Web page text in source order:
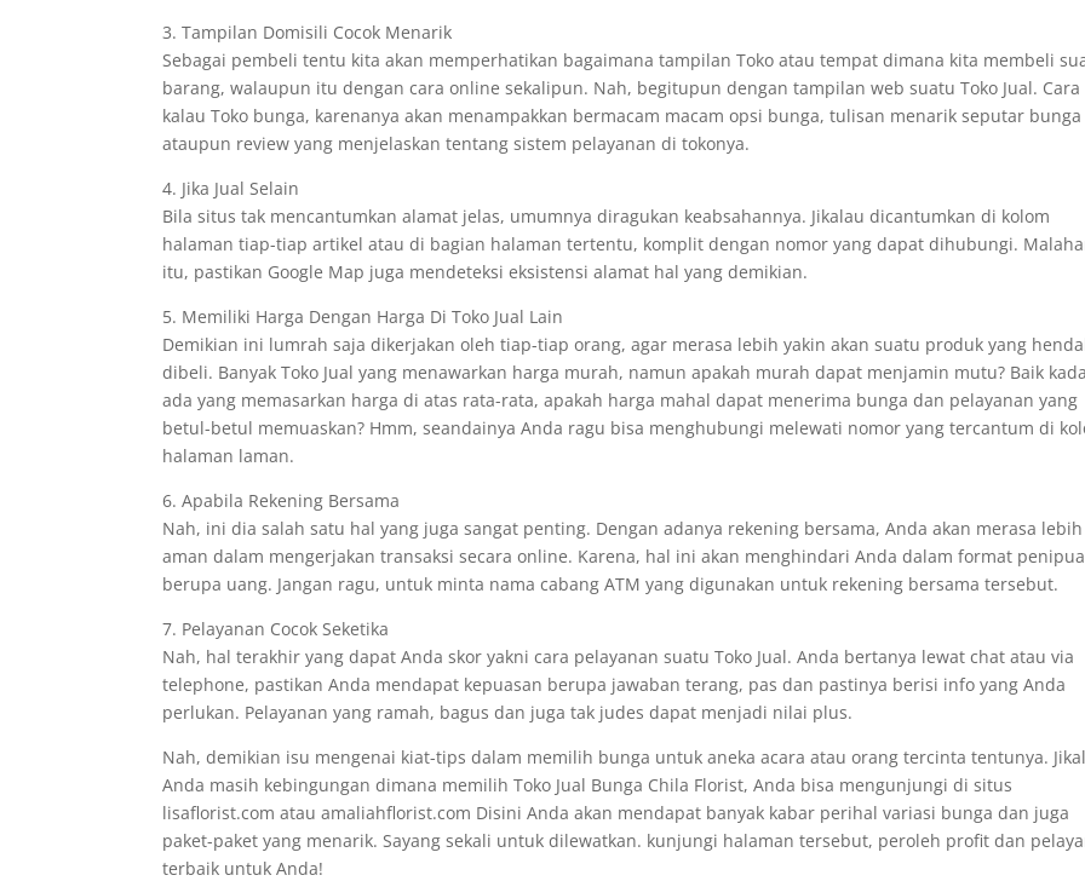
3. Tampilan Domisili Cocok Menarik
Sebagai pembeli tentu kita akan memperhatikan bagaimana tampilan Toko atau tempat dimana kita membeli
barang, walaupun itu dengan cara online sekalipun. Nah, begitupun dengan tampilan web suatu Toko Jual. Cara
kalau Toko bunga, karenanya akan menampakkan bermacam macam opsi bunga, tulisan menarik seputar bunga
ataupun review yang menjelaskan tentang sistem pelayanan di tokonya.
4. Jika Jual Selain
Bila situs tak mencantumkan alamat jelas, umumnya diragukan keabsahannya. Jikalau dicantumkan di kolom
halaman tiap-tiap artikel atau di bagian halaman tertentu, komplit dengan nomor yang dapat dihubungi.
itu, pastikan Google Map juga mendeteksi eksistensi alamat hal yang demikian.
5. Memiliki Harga Dengan Harga Di Toko Jual Lain
Demikian ini lumrah saja dikerjakan oleh tiap-tiap orang, agar merasa lebih yakin akan suatu produk yang
dibeli. Banyak Toko Jual yang menawarkan harga murah, namun apakah murah dapat menjamin mutu? Baik
ada yang memasarkan harga di atas rata-rata, apakah harga mahal dapat menerima bunga dan pelayanan yang
betul-betul memuaskan? Hmm, seandainya Anda ragu bisa menghubungi melewati nomor yang tercantum di
halaman laman.
6. Apabila Rekening Bersama
Nah, ini dia salah satu hal yang juga sangat penting. Dengan adanya rekening bersama, Anda akan merasa lebih
aman dalam mengerjakan transaksi secara online. Karena, hal ini akan menghindari Anda dalam format
berupa uang. Jangan ragu, untuk minta nama cabang ATM yang digunakan untuk rekening bersama tersebut.
7. Pelayanan Cocok Seketika
Nah, hal terakhir yang dapat Anda skor yakni cara pelayanan suatu Toko Jual. Anda bertanya lewat chat atau via
telephone, pastikan Anda mendapat kepuasan berupa jawaban terang, pas dan pastinya berisi info yang Anda
perlukan. Pelayanan yang ramah, bagus dan juga tak judes dapat menjadi nilai plus.
Nah, demikian isu mengenai kiat-tips dalam memilih bunga untuk aneka acara atau orang tercinta tentunya.
Anda masih kebingungan dimana memilih Toko Jual Bunga Chila Florist, Anda bisa mengunjungi di situs
lisaflorist.com atau amaliahflorist.com Disini Anda akan mendapat banyak kabar perihal variasi bunga dan juga
paket-paket yang menarik. Sayang sekali untuk dilewatkan. kunjungi halaman tersebut, peroleh profit dan
terbaik untuk Anda!